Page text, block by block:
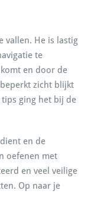
vallen. He is lastig
te
en door de
zicht blijkt
ging het bij de
en de
oefenen met
en veel veilige
Op naar je